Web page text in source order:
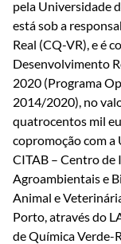
pela Universidade
está sob a
Real (CQ-VR), e é
Desenvolvimento
2020 (Programa
2014/2020), no
quatrocentos mil
copromoção com a
CITAB – Centro de
Agroambientais e
Animal e
Porto, através do
de Química Verde-